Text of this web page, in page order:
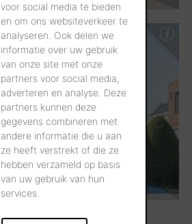
voor social media te bieden
en om ons websiteverkeer te
analyseren. Ook delen we
informatie over uw gebruik
van onze site met onze
partners voor social media,
adverteren en analyse. Deze
partners kunnen deze
gegevens combineren met
andere informatie die u aan
ze heeft verstrekt of die ze
hebben verzameld op basis
van uw gebruik van hun
services.